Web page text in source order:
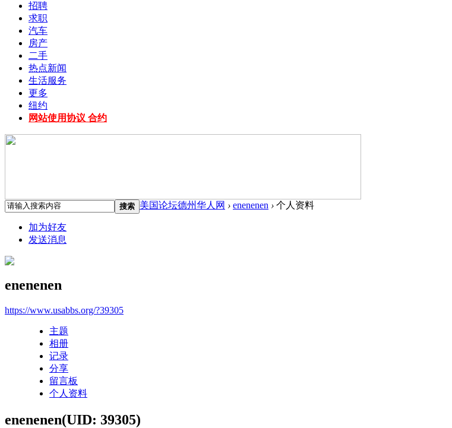
招聘
求职
汽车
房产
二手
热点新闻
生活服务
更多
纽约
网站使用协议 合约
搜索 美国论坛德州华人网 › enenenen › 个人资料
加为好友
发送消息
enenenen
https://www.usabbs.org/?39305
主题
相册
记录
分享
留言板
个人资料
enenenen(UID: 39305)